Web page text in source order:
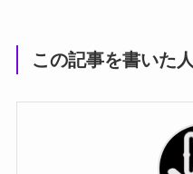
この記事を書いた人